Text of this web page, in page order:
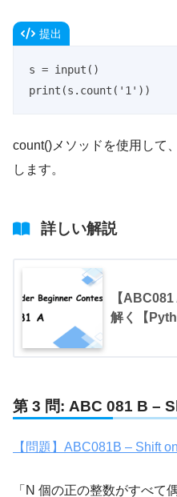
提出
s = input()
print(s.count('1'))
count()メソッドを使用して
します。
詳しい解説
【
解く【
第 3 問: ABC 081 B –
【問題】ABC081B – Shift
「N 個の正の整数がすべて